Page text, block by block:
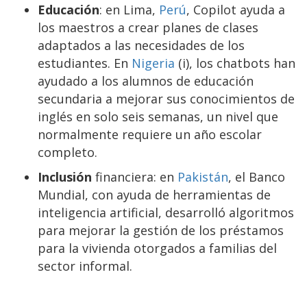
Educación: en Lima, Perú, Copilot ayuda a
los maestros a crear planes de clases
adaptados a las necesidades de los
estudiantes. En Nigeria (i), los chatbots han
ayudado a los alumnos de educación
secundaria a mejorar sus conocimientos de
inglés en solo seis semanas, un nivel que
normalmente requiere un año escolar
completo.
Inclusión financiera: en Pakistán, el Banco
Mundial, con ayuda de herramientas de
inteligencia artificial, desarrolló algoritmos
para mejorar la gestión de los préstamos
para la vivienda otorgados a familias del
sector informal.